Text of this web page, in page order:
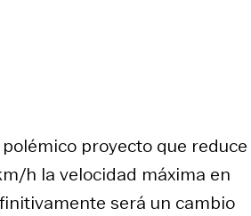
proyecto que reduce
h la velocidad máxima en
será un cambio